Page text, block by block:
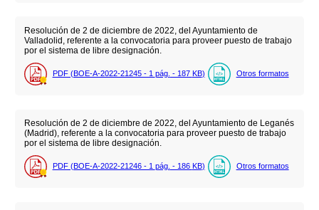
Resolución de 2 de diciembre de 2022, del Ayuntamiento de
Valladolid, referente a la convocatoria para proveer puesto de trabajo
por el sistema de libre designación.
PDF (BOE-A-2022-21245 - 1 pág. - 187 KB) Otros formatos
Resolución de 2 de diciembre de 2022, del Ayuntamiento de Leganés
(Madrid), referente a la convocatoria para proveer puesto de trabajo
por el sistema de libre designación.
PDF (BOE-A-2022-21246 - 1 pág. - 186 KB) Otros formatos